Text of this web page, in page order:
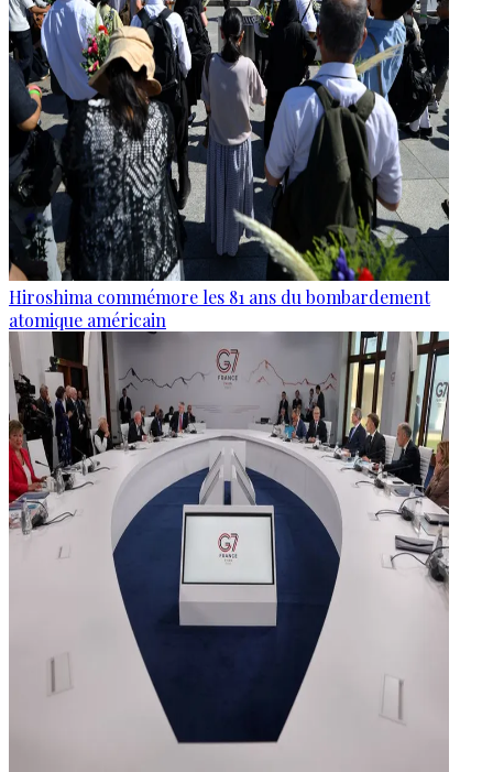
Hiroshima commémore les 81 ans du bombardement
atomique américain